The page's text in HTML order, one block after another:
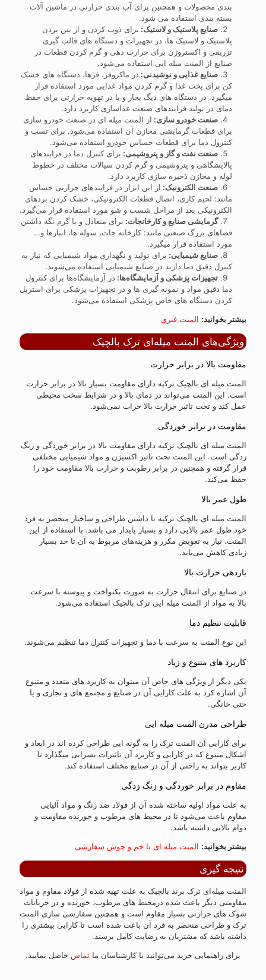
بندی محصولات و همچنین برای آب بندی حرارتی در ماشین آلات
بسته بندی استفاده می شود.
صنایع پلاستیک و لاستیک: برای ذوب کردن و از بین بردن
پلاستیک و لاستیک ها، در تجهیزات و دستگاه های قالب گیری
تزریقی و اکستروژن برای حرارت دهی و گرم کردن قطعات در
صنایع از المنت میله ایی استفاده می‌شود.
صنایع غذایی و نوشیدنی: در ماکروفر، فرها، دستگاه های خشک
کن برای پخت غذا و گرم کردن مواد غذایی مورد استفاده قرار
میگیرد. در دستگاه های دیگ بخار و یا در تهویه حرارتی برای حفظ
دمای در تولید فرایندهای صنعت غذاسازی کاربرد دارد.
صنعت خودرو سازی: از المنت میله ای در صنعت خودرو سازی
برای قطعات گرمایشی مخازن آن استفاده می‌شود. برای تست و
کنترول دما برای قطعات حساس خودرو استفاده می‌شود.
صنعت نفت و گاز و پتروشیمی: برای کنترل دما در فرایندهای
پالایشگاهی و پتروشیمی و گرم کردن سیالات مختلف در خطوط
لوله و مخازن ذخیره سازی کاربرد دارد.
صنعت الکترونیک: از این ابزار در فرایندهای حرارتی حساس
مانند: لحیم کاری، اتصال قطعات الکترونیکی، خشک کردن بردهای
الکترونیکی بعد از مراحل شست و شو مورد استفاده قرار می‌گیرد.
گرمایشی صنایع و کارخانجات: برای متعادل و یا گرم نگه داشتن
فضاهای بزرگ صنعتی مانند: کارخانه جات، سوله ها، انبارها و…
مورد استفاده قرار میگیرد.
صنایع شیمیایی: برای تولید و نگهداری مواد شیمیایی که نیاز به
کنترل دقیق دما دارند در صنایع شیمیایی استفاده می‌شوند.
تجهیزات پزشکی و آزمایشگاه‌ها: در آزمایشگاه‌ها برای کنترول
دما دقیق مواد و نمونه گیری ها و در تجهیزات پزشکی برای استریل
کردن دستگاه های خاص پزشکی استفاده می‌شود.
بیشتر بخوانید: المنت فنری
ویژگی‌های المنت میله‌ای ترک بالچیک
مقاومت بالا در برابر حرارت
المنت میله ای بالچیک ترکیه دارای مقاومت بسیار بالا در برابر حرارت
است. این المنت می‌تواند در دمای بالا و در شرایط سخت محیطی
عمل کند و تحت تاثیر حرارت بالا خراب نمی‌شود.
مقاومت در برابر خوردگی
المنت میله ای بالچیک ترکیه دارای مقاومت بالا در برابر خوردگی و زنگ
زدگی است. این المنت تحت تاثیر اکسیژن و مواد شیمیایی مختلفی
قرار گرفته و همچنین در برابر رطوبت و حرارت بالا مقاومت خود را
حفظ می‌کند.
طول عمر بالا
المنت میله ای بالچیک ترکیه با داشتن طراحی و ساختار منحصر به فرد
خود طول عمر بالایی دارد و بسیار پایدار می باشد. با استفاده از این
المنت، نیاز به تعویض مکرر و هزینه‌های مربوط به آن تا حد بسیار
زیادی کاهش می‌یابد.
بازدهی حرارت بالا
در صنایع برای انتقال حرارت به صورت یکنواخت و پیوسته با سرعت
بالا به مواد از المنت میله ایی ترک بالچیک استفاده می‌شود.
قابلیت تنظیم دما
این نوع المنت به سرعت با دما و تجهیزات کنترل دما تنظیم می‌شوند.
کاربرد های متنوع و زیاد
یکی دیگر از ویژگی های خاص آن میتوان به کاربرد های متعدد و متنوع
آن اشاره کرد به علت کارایی آن در صنایع و مجتمع های و تجاری و یا
حتی خانگی.
طراحی مدرن المنت میله ایی
برای کارایی آن المنت ترک را به گونه ایی طراحی کرده اند در ابعاد و
اشکال متنوع که در کارایی و کاربرد آن تاثیرات بسزایی میگذارد تا
کاربر بتواند به راحتی از آن در صنایع مختلف استفاده کند.
مقاوم در برابر خوردگی و زنگ زدگی
به علت مواد اولیه ساخته شده آن از فولاد ضد زنگ و مواد آلیایی
مقاوم باعث می‌شود تا در محیط های مرطوب و خورنده مقاومت و
دوام بالایی داشته باشد.
بیشتر بخوانید: المنت میله ای با خم و جوش سفارشی
نتیجه گیری
المنت میله‌ای ترک برند بالچیک به علت تهیه شده از فولاد مقاوم و مواد
مقاومتی دیگر باعث شده درمحیط های مرطوب، خورنده و در جریانات
شوک های حرارتی بسیار مقاوم است و همچنین سفارشی سازی المنت
ترک و طراحی منحصر به فرد آن باعث شده است تا کارایی بیشتری را
داشته باشد که مشتریان به رضایت کامل برسند.
برای راهنمایی خرید می‌توانید با کارشناسان ما تماس حاصل نمایید.